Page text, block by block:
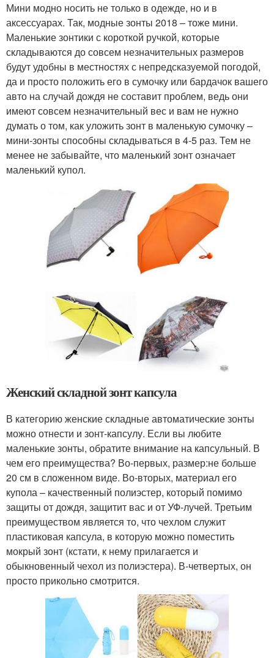
Мини модно носить не только в одежде, но и в
аксессуарах. Так, модные зонты 2018 – тоже мини.
Маленькие зонтики с короткой ручкой, которые
складываются до совсем незначительных размеров
будут удобны в местностях с непредсказуемой погодой,
да и просто положить его в сумочку или бардачок вашего
авто на случай дождя не составит проблем, ведь они
имеют совсем незначительный вес и вам не нужно
думать о том, как уложить зонт в маленькую сумочку –
мини-зонты способны складываться в 4-5 раз. Тем не
менее не забывайте, что маленький зонт означает
маленький купол.
Женский складной зонт капсула
В категорию женские складные автоматические зонты
можно отнести и зонт-капсулу. Если вы любите
маленькие зонты, обратите внимание на капсульный. В
чем его преимущества? Во-первых, размер:не больше
20 см в сложенном виде. Во-вторых, материал его
купола – качественный полиэстер, который помимо
защиты от дождя, защитит вас и от УФ-лучей. Третьим
преимуществом является то, что чехлом служит
пластиковая капсула, в которую можно поместить
мокрый зонт (кстати, к нему прилагается и
обыкновенный чехол из полиэстера). В-четвертых, он
просто прикольно смотрится.